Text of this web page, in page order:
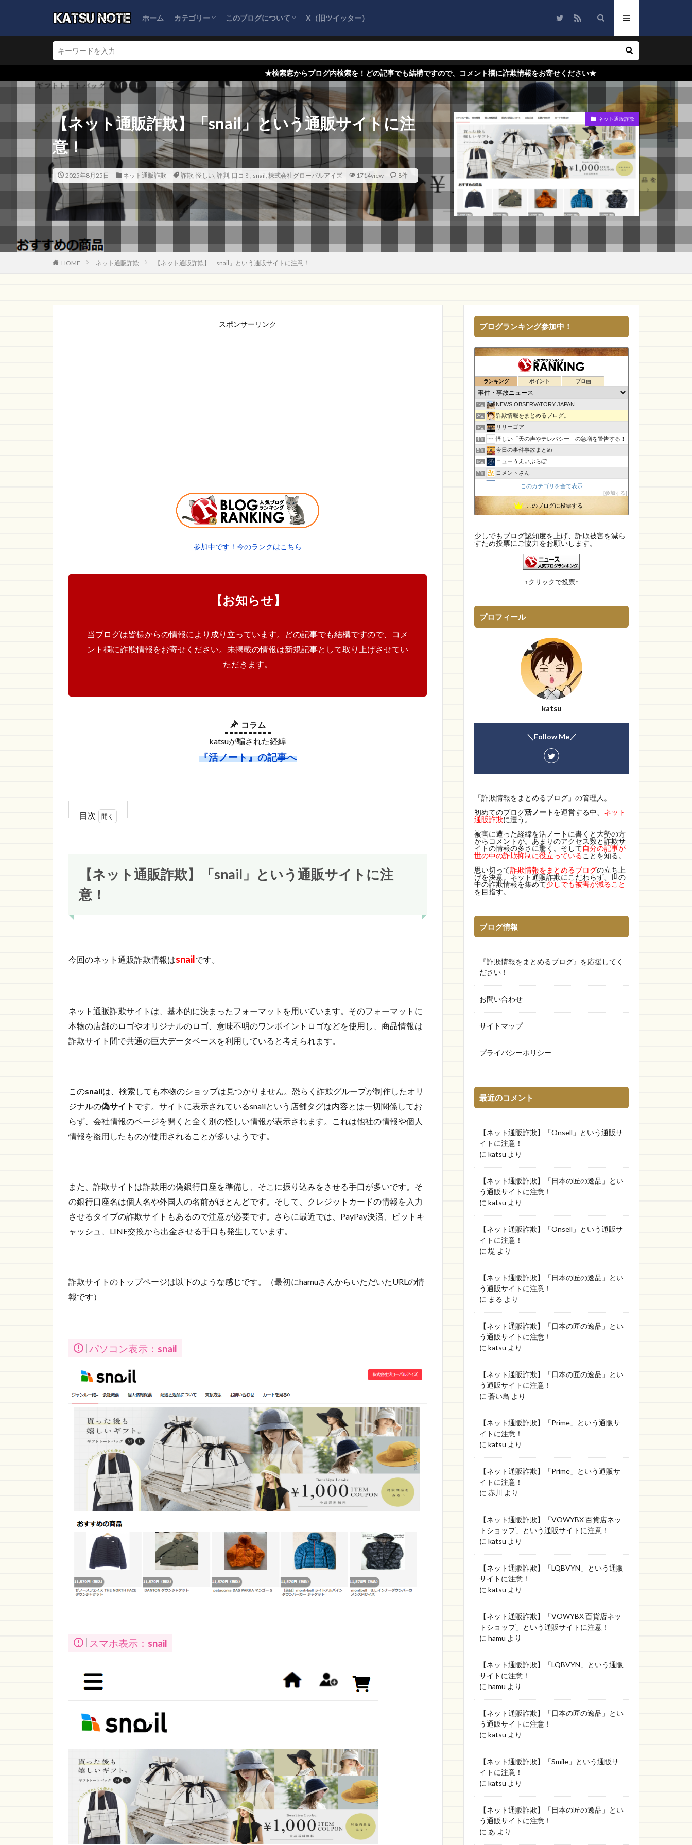
ホーム カテゴリー
ブログ運営
ネット通販詐欺
怪しい会社情報
このブログについて
サイトマップ
プライバシーポリシー
お問い合わせ
『詐欺情報をまとめるブログ』を応援してく
ださい！
X（旧ツイッター）
★検索窓からブログ内検索を！どの記事でも結構ですので、コメント欄に詐欺情報をお寄せください★
【ネット通販詐欺】「snail」という通販サイトに注
意！
2025年8月25日 ネット通販詐欺 詐欺, 怪しい, 評判, 口コミ , snail, 株式会社グローバルアイズ 1714view 8件
ネット通販詐欺
HOME ネット通販詐欺 【ネット通販詐欺】「snail」という通販サイトに注意！
スポンサーリンク
参加中です！今のランクはこちら
【お知らせ】
当ブログは皆様からの情報により成り立っています。どの記事でも結構ですので、コメ
ント欄に詐欺情報をお寄せください。未掲載の情報は新規記事として取り上げさせてい
ただきます。
コラム
katsuが騙された経緯
『活ノート』の記事へ
目次
という通
に注意！
イト
1.2
さい
ごに
【ネット通販詐欺】「snail」という通販サイトに注
意！
今回のネット通販詐欺情報はsnailです。
ネット通販詐欺サイトは、基本的に決まったフォーマットを用いています。そのフォーマットに
本物の店舗のロゴやオリジナルのロゴ、意味不明のワンポイントロゴなどを使用し、商品情報は
詐欺サイト間で共通の巨大データベースを利用していると考えられます。
このsnailは、検索しても本物のショップは見つかりません。恐らく詐欺グループが制作したオリ
ジナルの偽サイト です。サイトに表示されているsnailという店舗タグは内容とは一切関係してお
らず、会社情報のページを開くと全く別の怪しい情報が表示されます。これは他社の情報や個人
情報を盗用したものが使用されることが多いようです。
また、詐欺サイトは詐欺用の偽銀行口座を準備し、そこに振り込みをさせる手口が多いです。そ
の銀行口座名は個人名や外国人の名前がほとんどです。そして、クレジットカードの情報を入力
させるタイプの詐欺サイトもあるので注意が必要です。さらに最近では、PayPay決済、ビットキ
ャッシュ、LINE交換から出金させる手口も発生しています。
詐欺サイトのトップページは以下のような感じです。（最初にhamuさんからいただいたURLの情
報です）
パソコン表示： snail
スマホ表示： snail
ブログランキング参加中！
ランキング ポイント ブロ画
1位 NEWS OBSERVATORY JAPAN
2位 詐欺情報をまとめるブログ。
3位 リリーゴア
4位 怪しい「天の声やテレパシー」の急増を警告する！
5位 今日の事件事故まとめ
6位 ニューうえいぶらぼ
7位 コメントさん
孤島の奇譚
9位 CamTalk〜生活情報サイト
10位 【国内・海外】ニュースまとめ【芸能・科学・エトセトラ】
13位 IT派遣営業マン「テル」が教える人材派遣で稼ぐ技術！
身の回りによくある詐欺について
このカテゴリを全て表示
参加する
このブログに投票する
少しでもブログ認知度を上げ、詐欺被害を減ら
すため投票にご協力をお願いします。
↑クリックで投票↑
プロフィール
katsu
＼Follow Me／
「詐欺情報をまとめるブログ」の管理人。
初めてのブログ活ノートを運営する中、 ネット
通販詐欺に遭う。
被害に遭った経緯を活ノートに書くと大勢の方
からコメントが。あまりのアクセス数と詐欺サ
イトの情報の多さに驚く。そして自分の記事が
世の中の詐欺抑制に役立っていることを知る。
思い切って詐欺情報をまとめるブログの立ち上
げを決意。ネット通販詐欺にこだわらず、世の
中の詐欺情報を集めて少しでも被害が減ること
を目指す。
ブログ情報
『詐欺情報をまとめるブログ』を応援してく
ださい！
お問い合わせ
サイトマップ
プライバシーポリシー
最近のコメント
【ネット通販詐欺】「Onsell」という通販サ
イトに注意！
に katsu より
【ネット通販詐欺】「日本の匠の逸品」とい
う通販サイトに注意！
に katsu より
【ネット通販詐欺】「Onsell」という通販サ
イトに注意！
に 堤 より
【ネット通販詐欺】「日本の匠の逸品」とい
う通販サイトに注意！
に まる より
【ネット通販詐欺】「日本の匠の逸品」とい
う通販サイトに注意！
に katsu より
【ネット通販詐欺】「日本の匠の逸品」とい
う通販サイトに注意！
に 蒼い鳥 より
【ネット通販詐欺】「Prime」という通販サ
イトに注意！
に katsu より
【ネット通販詐欺】「Prime」という通販サ
イトに注意！
に 赤川 より
【ネット通販詐欺】「VOWYBX 百貨店ネッ
トショップ」という通販サイトに注意！
に katsu より
【ネット通販詐欺】「LQBVYN」という通販
サイトに注意！
に katsu より
【ネット通販詐欺】「VOWYBX 百貨店ネッ
トショップ」という通販サイトに注意！
に hamu より
【ネット通販詐欺】「LQBVYN」という通販
サイトに注意！
に hamu より
【ネット通販詐欺】「日本の匠の逸品」とい
う通販サイトに注意！
に katsu より
【ネット通販詐欺】「Smile」という通販サ
イトに注意！
に katsu より
【ネット通販詐欺】「日本の匠の逸品」とい
う通販サイトに注意！
に あ より